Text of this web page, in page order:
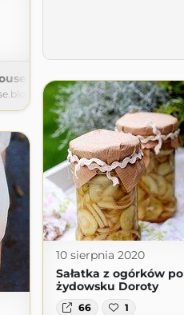
10 sierpnia 2020
Sałatka z ogórków po
żydowsku Doroty
66 1